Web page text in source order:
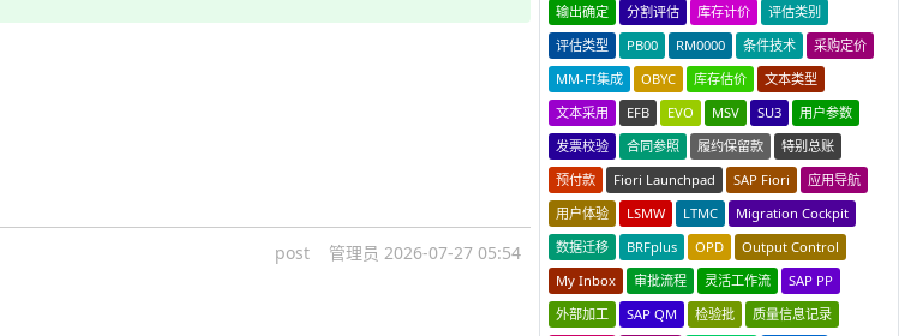
post 管理员 2026-07-27 05:54
输出确定
分割评估 库存计价
评估类别
评估类型
PB00 RM0000 条件技术
采购定价
MM-FI集成
OBYC 库存估价
文本类型
文本采用
EFB EVO MSV SU3
用户参数
发票校验
合同参照 履约保留款
特别总账
预付款
Fiori Launchpad SAP Fiori
应用导航
用户体验
LSMW LTMC
Migration Cockpit
数据迁移
BRFplus OPD
Output Control
My Inbox
审批流程 灵活工作流
SAP PP
外部加工
SAP QM 检验批
质量信息记录